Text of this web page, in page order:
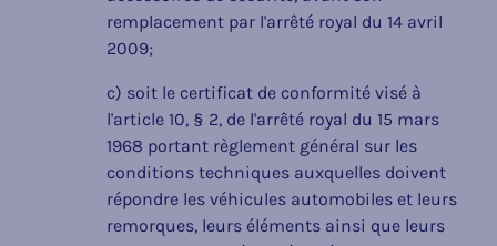
remplacement par l'arrêté royal du 14 avril
2009;
c) soit le certificat de conformité visé à
l'article 10, § 2, de l'arrêté royal du 15 mars
1968 portant règlement général sur les
conditions techniques auxquelles doivent
répondre les véhicules automobiles et leurs
remorques, leurs éléments ainsi que leurs